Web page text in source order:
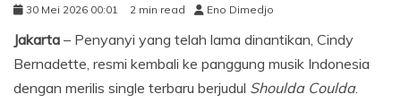
30 Mei 2026 00:01 2 min read Eno Dimedjo
Jakarta – Penyanyi yang telah lama dinantikan, Cindy
Bernadette, resmi kembali ke panggung musik Indonesia
dengan merilis single terbaru berjudul Shoulda Coulda.